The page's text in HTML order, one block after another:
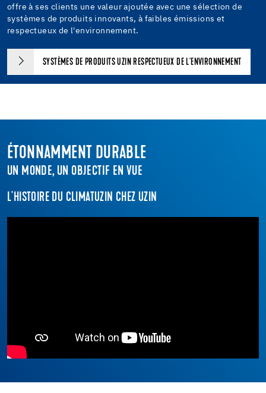
offre à ses clients une valeur ajoutée avec une sélection de
systèmes de produits innovants, à faibles émissions et
respectueux de l'environnement.
SYSTÈMES DE PRODUITS UZIN RESPECTUEUX DE L'ENVIRONNEMENT
ÉTONNAMMENT DURABLE
UN MONDE, UN OBJECTIF EN VUE
L'HISTOIRE DU CLIMATUZIN CHEZ UZIN